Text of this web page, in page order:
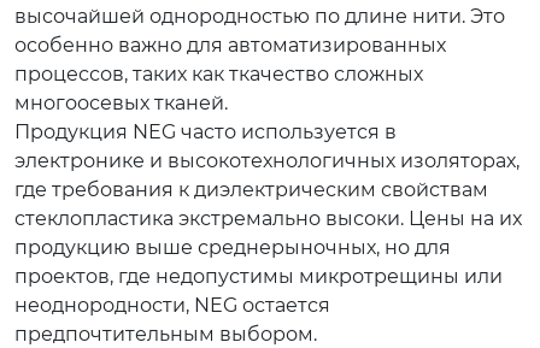
высочайшей однородностью по длине нити. Это
особенно важно для автоматизированных
процессов, таких как ткачество сложных
многоосевых тканей.
Продукция NEG часто используется в
электронике и высокотехнологичных изоляторах,
где требования к диэлектрическим свойствам
стеклопластика экстремально высоки. Цены на их
продукцию выше среднерыночных, но для
проектов, где недопустимы микротрещины или
неоднородности, NEG остается
предпочтительным выбором.